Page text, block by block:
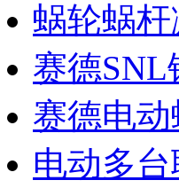
蜗轮蜗
赛德
赛德电
电动多